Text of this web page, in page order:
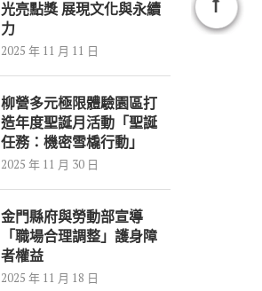
光亮點獎 展現文化與永續
力
2025 年 11 月 11 日
柳營多元極限體驗園區打
造年度聖誕月活動「聖誕
任務：機密雪橇行動」
2025 年 11 月 30 日
金門縣府與勞動部宣導
「職場合理調整」護身障
者權益
2025 年 11 月 18 日